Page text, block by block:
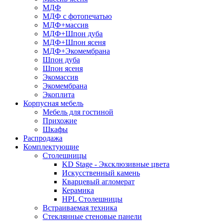
МДФ
МДФ с фотопечатью
МДФ+массив
МДФ+Шпон дуба
МДФ+Шпон ясеня
МДФ+Экомембрана
Шпон дуба
Шпон ясеня
Экомассив
Экомембрана
Экоплита
Корпусная мебель
Мебель для гостиной
Прихожие
Шкафы
Распродажа
Комплектующие
Столешницы
KD Stage - Эксклюзивные цвета
Искусственный камень
Кварцевый агломерат
Керамика
HPL Столешницы
Встраиваемая техника
Стеклянные стеновые панели